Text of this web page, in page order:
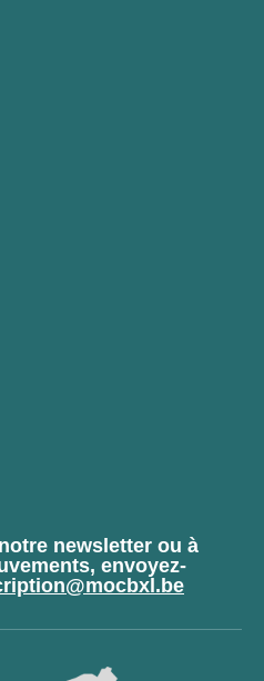
newsletter ou à
envoyez-